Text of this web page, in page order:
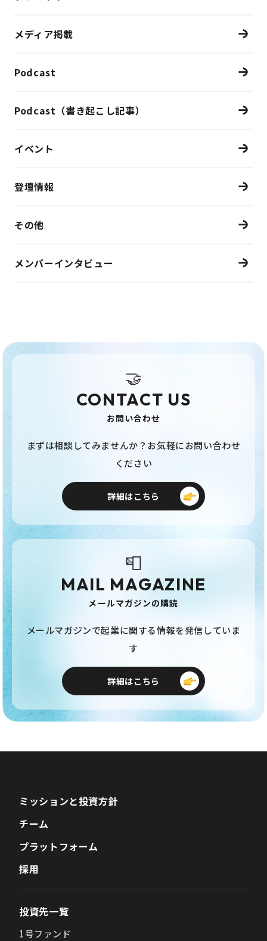
メディア掲載
Podcast
Podcast（書き起こし記事）
イベント
登壇情報
その他
メンバーインタビュー
🤝
CONTACT US
お問い合わせ
まずは相談してみませんか？お気軽にお問い合わせ
ください
詳細はこちら
📮
MAIL MAGAZINE
メールマガジンの購読
メールマガジンで起業に関する情報を発信していま
す
詳細はこちら
ミッションと投資方針
チーム
プラットフォーム
採用
投資先一覧
1号ファンド